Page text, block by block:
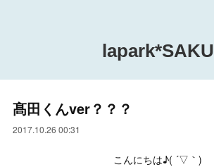
lapark*SAKU
髙田くんver？？？
2017.10.26 00:31
こんにちは♪( ´▽｀)